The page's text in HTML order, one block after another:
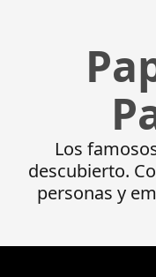
Los
descubierto.
personas y